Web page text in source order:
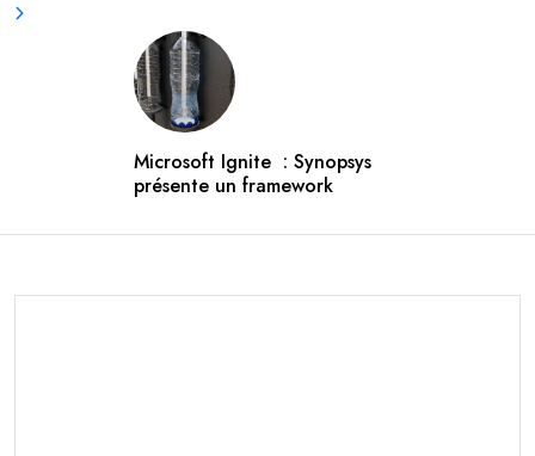
Microsoft Ignite : Synopsys
présente un framework